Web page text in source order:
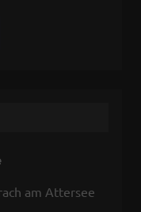
am Attersee